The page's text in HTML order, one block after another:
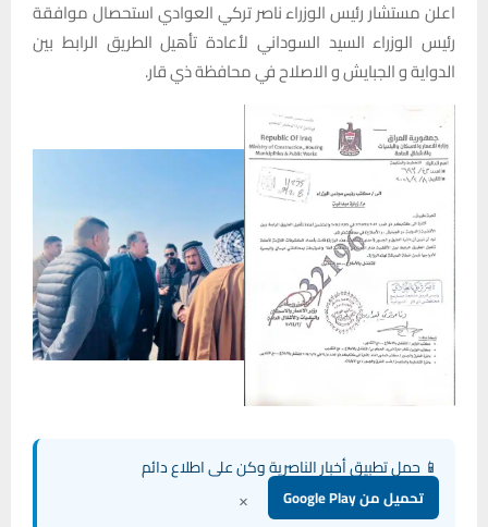
اعلن مستشار رئيس الوزراء ناصر تركي العوادي استحصال موافقة
رئيس الوزراء السيد السوداني لأعادة تأهيل الطريق الرابط بين
الدواية و الجبايش و الاصلاح في محافظة ذي قار.
📱 حمل تطبيق أخبار الناصرية وكن على اطلاع دائم
تحميل من Google Play ×